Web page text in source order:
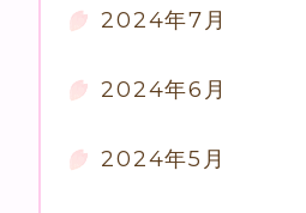
2024年7月
2024年6月
2024年5月